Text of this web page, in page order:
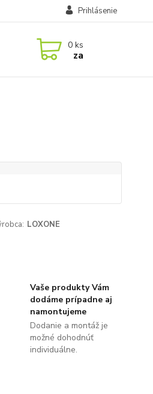
Prihlásenie
0 ks
za
LOXONE
Vaše produkty Vám
dodáme prípadne aj
namontujeme
Dodanie a montáž je
možné dohodnúť
individuálne.